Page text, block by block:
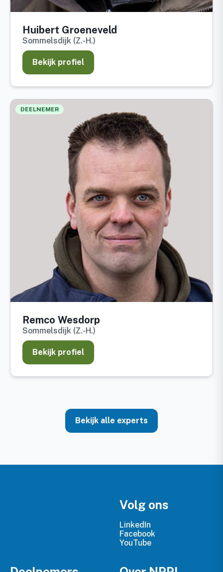
Huibert Groeneveld
Sommelsdijk (Z.-H.)
Bekijk profiel
DEELNEMER
Remco Wesdorp
Sommelsdijk (Z.-H.)
Bekijk profiel
Bekijk alle experts
Volg ons
LinkedIn
Facebook
YouTube